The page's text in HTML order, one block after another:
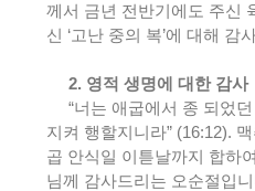
께서 금년 전반기에도 주신
신 ‘고난 중의 복’에 대해 감
2. 영적 생명에 대한 감사
“너는 애굽에서 종 되었
지켜 행할지니라” (16:12).
곱 안식일 이튿날까지 합하
님께 감사드리는 오순절입